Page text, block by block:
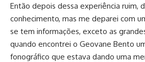
Então depois dessa experiência ruim,
conhecimento, mas me deparei com
se tem informações, exceto as
quando encontrei o Geovane Bento
fonográfico que estava dando uma